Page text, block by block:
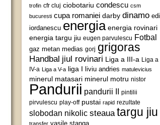
trofin cfr cluj ciobotariu condescu csm
bucuresti cupa romaniei darby dinamo edi
iordanescu energia energia rovinari
energia targu jiu eugen parvulescu Fotbal
gaz metan medias gorj grigoras
Handbal jiul rovinari Liga a III-a Liga a
IV-a Liga a V-a liga I liviu andries matulevicius
minerul matasari minerul motru nistor
Pandurii pandurii II pintilii
pirvulescu play-off pustai rapid rezultate
slobodan nikolic steaua targu jiu
transfer vasile stanga